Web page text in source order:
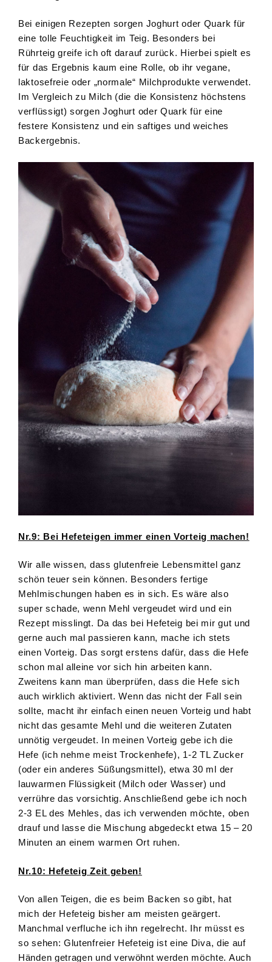
Bei einigen Rezepten sorgen Joghurt oder Quark für
eine tolle Feuchtigkeit im Teig. Besonders bei
Rührteig greife ich oft darauf zurück. Hierbei spielt es
für das Ergebnis kaum eine Rolle, ob ihr vegane,
laktosefreie oder „normale“ Milchprodukte verwendet.
Im Vergleich zu Milch (die die Konsistenz höchstens
verflüssigt) sorgen Joghurt oder Quark für eine
festere Konsistenz und ein saftiges und weiches
Backergebnis.
Nr.9: Bei Hefeteigen immer einen Vorteig machen!
Wir alle wissen, dass glutenfreie Lebensmittel ganz
schön teuer sein können. Besonders fertige
Mehlmischungen haben es in sich. Es wäre also
super schade, wenn Mehl vergeudet wird und ein
Rezept misslingt. Da das bei Hefeteig bei mir gut und
gerne auch mal passieren kann, mache ich stets
einen Vorteig. Das sorgt erstens dafür, dass die Hefe
schon mal alleine vor sich hin arbeiten kann.
Zweitens kann man überprüfen, dass die Hefe sich
auch wirklich aktiviert. Wenn das nicht der Fall sein
sollte, macht ihr einfach einen neuen Vorteig und habt
nicht das gesamte Mehl und die weiteren Zutaten
unnötig vergeudet. In meinen Vorteig gebe ich die
Hefe (ich nehme meist Trockenhefe), 1-2 TL Zucker
(oder ein anderes Süßungsmittel), etwa 30 ml der
lauwarmen Flüssigkeit (Milch oder Wasser) und
verrühre das vorsichtig. Anschließend gebe ich noch
2-3 EL des Mehles, das ich verwenden möchte, oben
drauf und lasse die Mischung abgedeckt etwa 15 – 20
Minuten an einem warmen Ort ruhen.
Nr.10: Hefeteig Zeit geben!
Von allen Teigen, die es beim Backen so gibt, hat
mich der Hefeteig bisher am meisten geärgert.
Manchmal verfluche ich ihn regelrecht. Ihr müsst es
so sehen: Glutenfreier Hefeteig ist eine Diva, die auf
Händen getragen und verwöhnt werden möchte. Auch